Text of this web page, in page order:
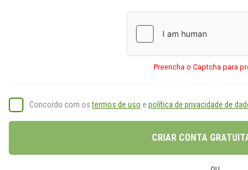
Preencha o Captcha para
Concordo com ostermos de uso e política de privacidade de
CRIAR CONTA